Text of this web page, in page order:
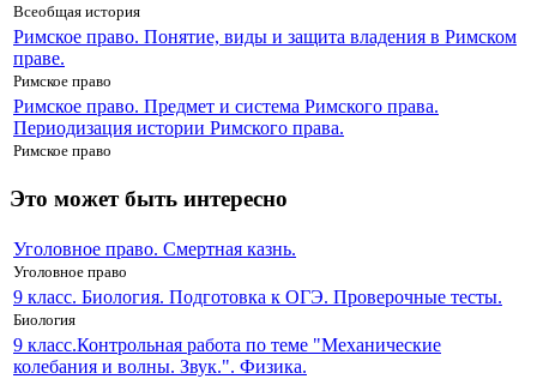
Всеобщая история
Римское право. Понятие, виды и защита владения в Римском
праве.
Римское право
Римское право. Предмет и система Римского права.
Периодизация истории Римского права.
Римское право
Это может быть интересно
Уголовное право. Смертная казнь.
Уголовное право
9 класс. Биология. Подготовка к ОГЭ. Проверочные тесты.
Биология
9 класс.Контрольная работа по теме "Механические
колебания и волны. Звук.". Физика.